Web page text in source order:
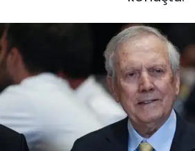
KÜLTÜR SANAT
POLİTİKA